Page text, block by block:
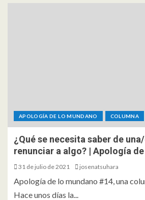
APOLOGÍA DE LO MUNDANO COLUMNA
¿Qué se necesita saber de
renunciar a algo? | Apología
31 de julio de 2021 josenatsuhara
Apología de lo mundano #14, una
Hace unos días la...